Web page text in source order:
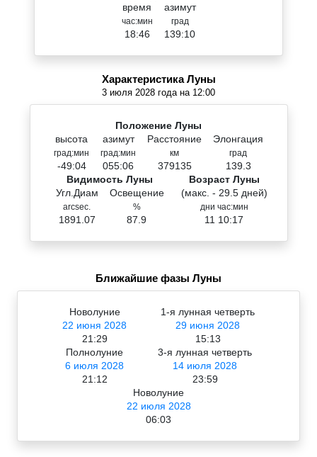
время
час:мин
18:46
азимут
град
139:10
Характеристика Луны
3 июля 2028 года на 12:00
Положение Луны
высота
град:мин
-49:04
азимут
град:мин
055:06
Расстояние
км
379135
Элонгация
град
139.3
Видимость Луны
Угл.Диам
arcsec.
1891.07
Освещение
%
87.9
Возраст Луны
(макс. - 29.5 дней)
дни час:мин
11 10:17
Ближайшие фазы Луны
Новолуние
22 июня 2028
21:29
1-я лунная четверть
29 июня 2028
15:13
Полнолуние
6 июля 2028
21:12
3-я лунная четверть
14 июля 2028
23:59
Новолуние
22 июля 2028
06:03